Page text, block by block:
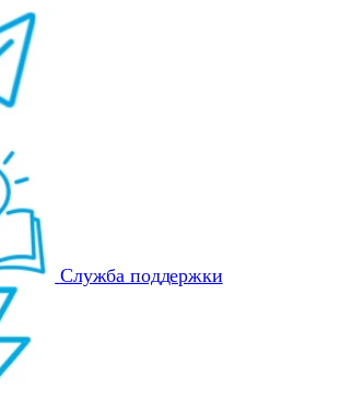
Служба поддержки